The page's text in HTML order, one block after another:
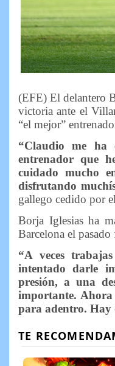
(EFE) El delantero
victoria ante el
“el mejor”
“Claudio me ha
entrenador que
cuidado mucho
disfrutando
gallego cedido por
Borja Iglesias ha
Barcelona el
“A veces
intentado darle
presión, a una
importante. Ahora
para adentro.